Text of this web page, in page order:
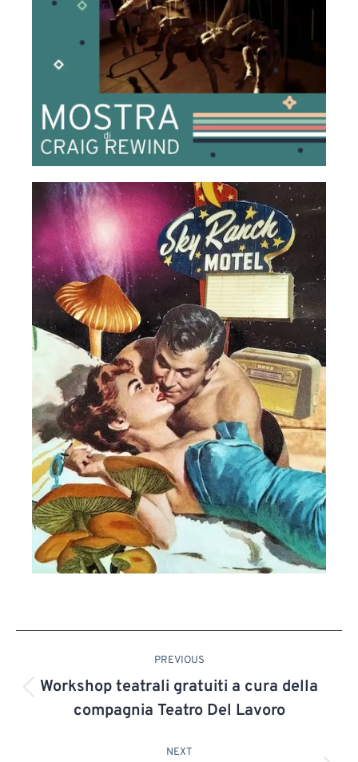
PREVIOUS
Workshop teatrali gratuiti a cura della
compagnia Teatro Del Lavoro
NEXT